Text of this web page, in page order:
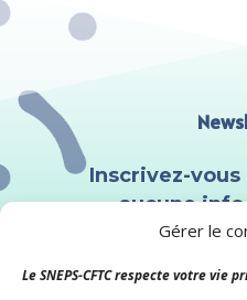
Gérer le
Le SNEPS-CFTC respecte votre vie
Inscrivez-
aucune